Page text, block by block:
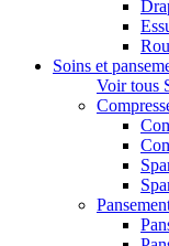
Soins et
Voir tous